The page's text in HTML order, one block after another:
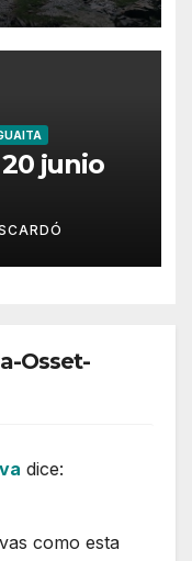
junio
Osset-
dice:
como esta